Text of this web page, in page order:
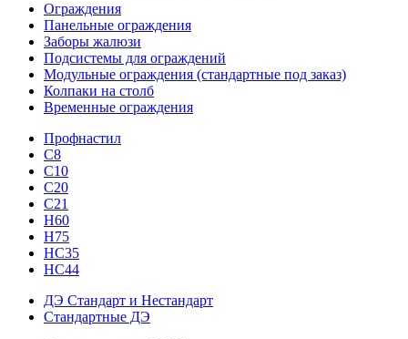
Ограждения
Панельные ограждения
Заборы жалюзи
Подсистемы для ограждений
Модульные ограждения (стандартные под заказ)
Колпаки на столб
Временные ограждения
Профнастил
С8
С10
С20
С21
H60
H75
HС35
НС44
ДЭ Стандарт и Нестандарт
Стандартные ДЭ